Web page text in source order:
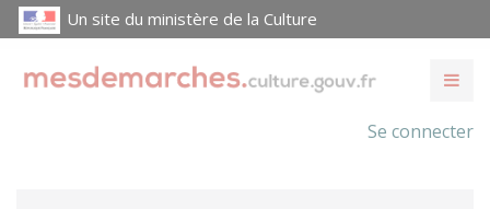
Un site du ministère de la Culture
Se connecter